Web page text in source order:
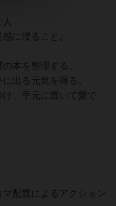
に浸ること。
本を整理する。
出る元気を得る。
、手元に置いて愛で
マ配置によるアクション